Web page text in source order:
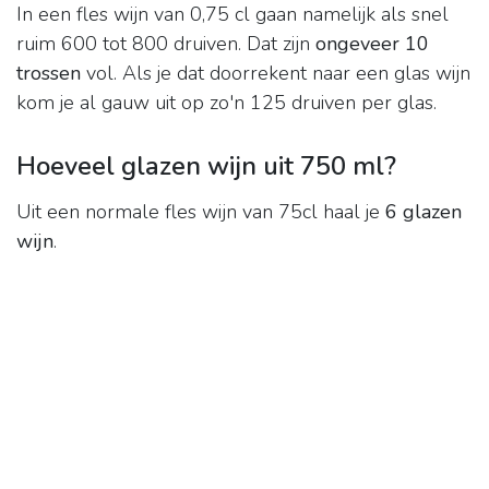
In een fles wijn van 0,75 cl gaan namelijk als snel
ruim 600 tot 800 druiven. Dat zijn ongeveer 10
trossen vol. Als je dat doorrekent naar een glas wijn
kom je al gauw uit op zo'n 125 druiven per glas.
Hoeveel glazen wijn uit 750 ml?
Uit een normale fles wijn van 75cl haal je 6 glazen
wijn.